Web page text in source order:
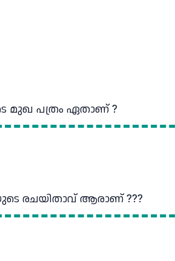
മുഖ പത്രം ഏതാണ് ?
രചയിതാവ് ആരാണ് ???